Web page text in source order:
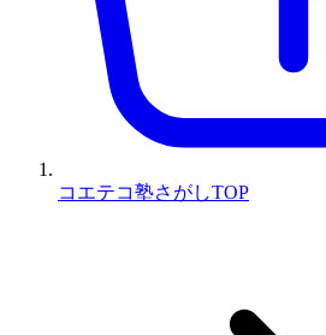
コエテコ塾さがしTOP